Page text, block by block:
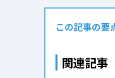
この記事の要
関連記事